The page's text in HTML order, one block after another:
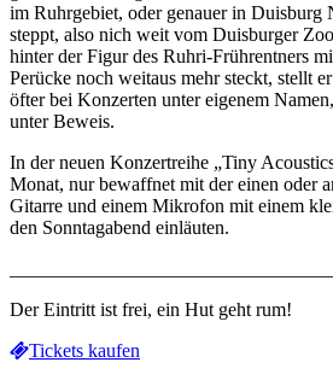
im Ruhrgebiet, oder genauer in Duisburg
steppt, also nich weit vom Duisburger
hinter der Figur des Ruhri-Frührentners
Perücke noch weitaus mehr steckt, stellt
öfter bei Konzerten unter eigenem
unter Beweis.
In der neuen Konzertreihe „Tiny
Monat, nur bewaffnet mit der einen oder
Gitarre und einem Mikrofon mit einem
den Sonntagabend einläuten.
Der Eintritt ist frei, ein Hut geht rum!
Tickets kaufen